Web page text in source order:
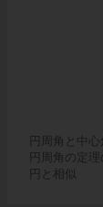
円周角と中
円周角の定
円と相似